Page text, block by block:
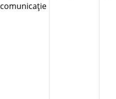
comunicaţie